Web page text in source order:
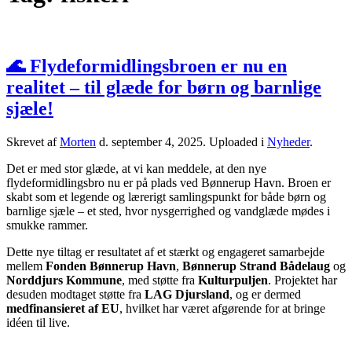
🌊 Flydeformidlingsbroen er nu en
realitet – til glæde for børn og barnlige
sjæle!
Skrevet afMorten d. september 4, 2025. Uploaded i Nyheder.
Det er med stor glæde, at vi kan meddele, at den nye
flydeformidlingsbro nu er på plads ved Bønnerup Havn. Broen er
skabt som et legende og lærerigt samlingspunkt for både børn og
barnlige sjæle – et sted, hvor nysgerrighed og vandglæde mødes i
smukke rammer.
Dette nye tiltag er resultatet af et stærkt og engageret samarbejde
mellem Fonden Bønnerup Havn, Bønnerup Strand Bådelaug og
Norddjurs Kommune, med støtte fra Kulturpuljen. Projektet har
desuden modtaget støtte fra LAG Djursland, og er dermed
medfinansieret af EU, hvilket har været afgørende for at bringe
idéen til live.